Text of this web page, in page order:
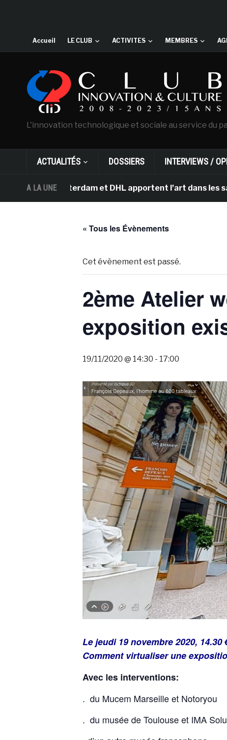
Accueil LE CLUB ACTIVITES MEMBRES
L'innovation technologique et sociale au service du
ACTUALITÉS DOSSIERS INTERVIEWS /
A LA UNE
d’Amsterdam et DHL apportent l’art dans les salles
« Tous les Évènements
Cet évènement est passé.
2ème Atelier
exposition
19/11/2020 @ 14:30 - 17:00
Le jeudi 19 novembre 2020,
Comment virtualiser une
Avec les interventions:
. du Mucem Marseille et Notoryou
. du musée de Toulouse et IMA